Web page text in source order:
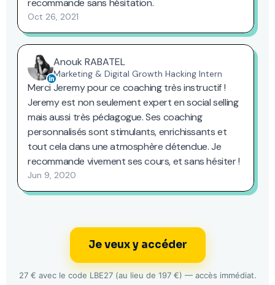
Je veux y accéder
27 € avec le code LBE27 (au lieu de 197 €) — accès immédiat.